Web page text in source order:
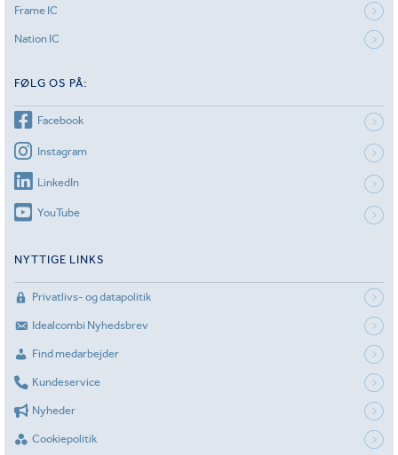
Frame IC
Nation IC
FØLG OS PÅ:
Facebook
Instagram
LinkedIn
YouTube
NYTTIGE LINKS
Privatlivs- og datapolitik
Idealcombi Nyhedsbrev
Find medarbejder
Kundeservice
Nyheder
Cookiepolitik